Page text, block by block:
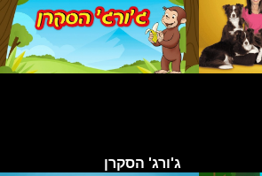
ג'ורג' הסקרן